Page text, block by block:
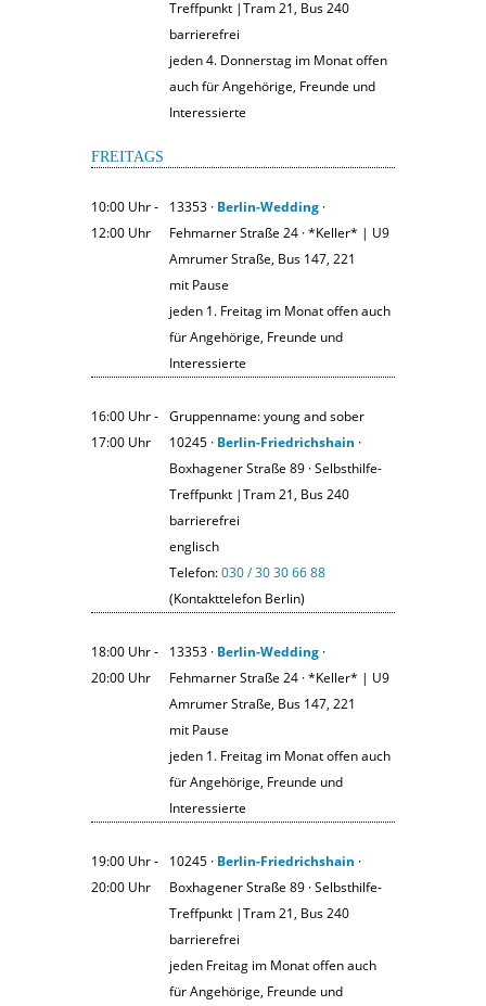
Treffpunkt |Tram 21, Bus 240
barrierefrei
jeden 4. Donnerstag im Monat offen
auch für Angehörige, Freunde und
Interessierte
FREITAGS
10:00 Uhr ‐
12:00 Uhr
13353 · Berlin-Wedding ·
Fehmarner Straße 24 · *Keller* | U9
Amrumer Straße, Bus 147, 221
mit Pause
jeden 1. Freitag im Monat offen auch
für Angehörige, Freunde und
Interessierte
16:00 Uhr ‐
17:00 Uhr
Gruppenname: young and sober
10245 · Berlin-Friedrichshain ·
Boxhagener Straße 89 · Selbsthilfe-
Treffpunkt |Tram 21, Bus 240
barrierefrei
englisch
Telefon:030 / 30 30 66 88
(Kontakttelefon Berlin)
18:00 Uhr ‐
20:00 Uhr
13353 · Berlin-Wedding ·
Fehmarner Straße 24 · *Keller* | U9
Amrumer Straße, Bus 147, 221
mit Pause
jeden 1. Freitag im Monat offen auch
für Angehörige, Freunde und
Interessierte
19:00 Uhr ‐
20:00 Uhr
10245 · Berlin-Friedrichshain ·
Boxhagener Straße 89 · Selbsthilfe-
Treffpunkt |Tram 21, Bus 240
barrierefrei
jeden Freitag im Monat offen auch
für Angehörige, Freunde und